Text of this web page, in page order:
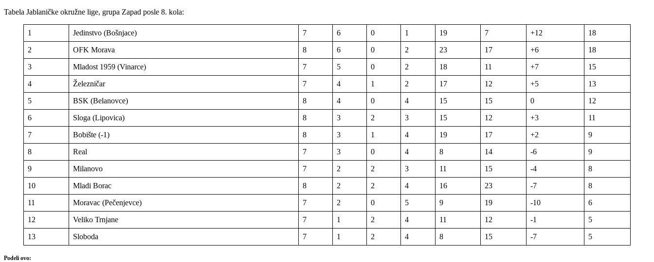
Tabela Jablaničke okružne lige, grupa Zapad posle 8. kola:
1 Jedinstvo (Bošnjace) 7 6 0 1 19 7 +12 18
2 OFK Morava 8 6 0 2 23 17 +6 18
3 Mladost 1959 (Vinarce) 7 5 0 2 18 11 +7 15
4 Železničar 7 4 1 2 17 12 +5 13
5 BSK (Belanovce) 8 4 0 4 15 15 0 12
6 Sloga (Lipovica) 8 3 2 3 15 12 +3 11
7 Bobište (-1) 8 3 1 4 19 17 +2 9
8 Real 7 3 0 4 8 14 -6 9
9 Milanovo 7 2 2 3 11 15 -4 8
10 Mladi Borac 8 2 2 4 16 23 -7 8
11 Moravac (Pečenjevce) 7 2 0 5 9 19 -10 6
12 Veliko Trnjane 7 1 2 4 11 12 -1 5
13 Sloboda 7 1 2 4 8 15 -7 5
Podeli ovo: